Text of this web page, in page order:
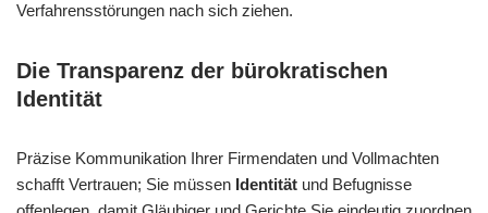
Verfahrensstörungen nach sich ziehen.
Die Transparenz der bürokratischen
Identität
Präzise Kommunikation Ihrer Firmendaten und Vollmachten
schafft Vertrauen; Sie müssen Identität und Befugnisse